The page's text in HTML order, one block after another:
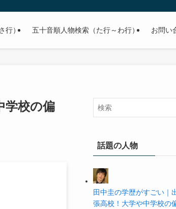
手などの有名人の学歴や高校・大学の偏差値まで紹介してい
行） 五十音順人物検索（た行～わ行） お問い
学校の偏
話題の人物
田中圭の学歴がすごい｜
張高校！大学や中学校の